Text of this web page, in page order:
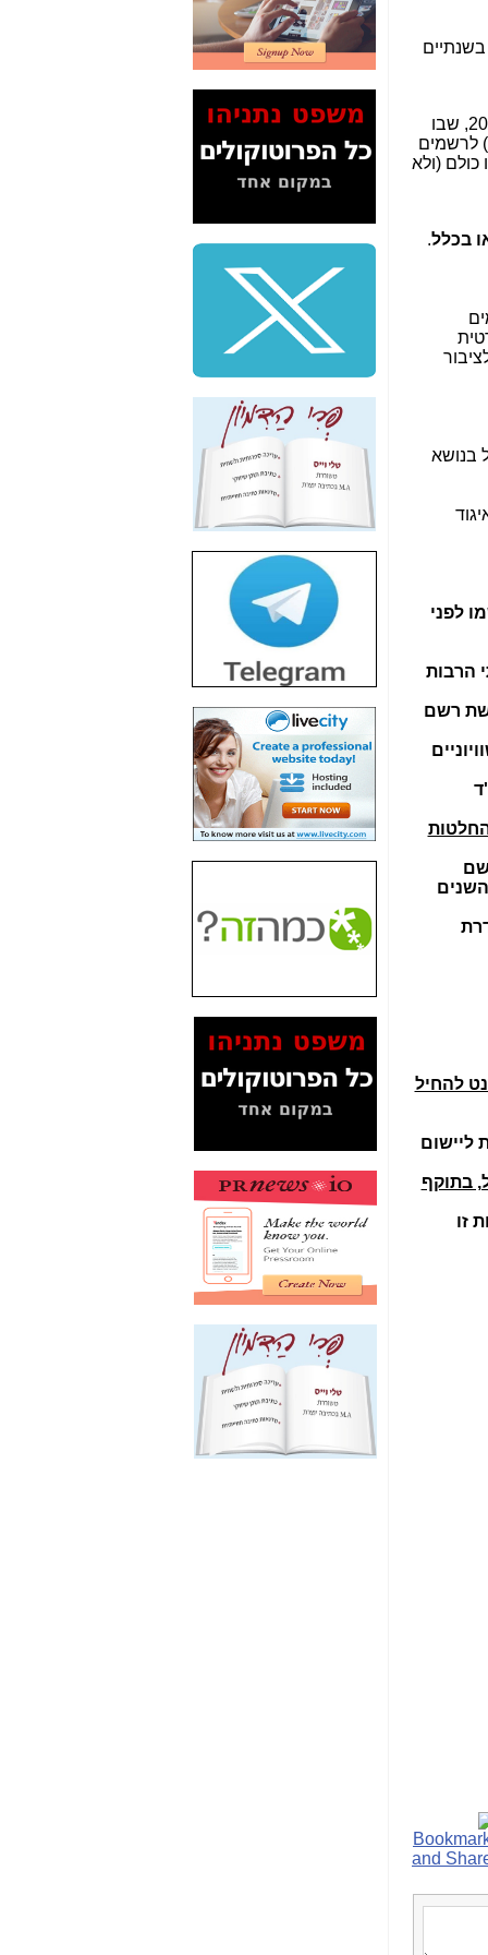
קיום מבצע מאוד מתוקשר, שהעסיק רבות את האיגוד, של "שחרור דומיינים לציבור", שנערך אף הוא ב-2015, שבו
לרשמים
כמו כולם (ולא
בכלל.
בנושא
שנרשמו לפני
פניותי הרבות
רשם
העמותות ימנע להעניק לאיגוד אישור ''ניהול תקין'' לשנת 2018 לאור הפעילות הכושלת של האיגוד ב-11 השנים
להחיל
ליישום
בתוקף
זו
2" על תעלולי השר
משה כחלון -כאן
המשך חשיפת הבלוף
ששמו "מהפיכת
הסלולר" ואיך מסרסים
כאן
סיכום ביקור בסיליקון
משקיעות ומפתחות
באותם תחומים -כאן
שלמה פילבר (עד
לאחרונה מנכ"ל משרד
התקשורת) - עד
מדינה? הצחקתם
"יש אפליה בחקירה"?
חשיפה: למה השר
משה כחלון לא נחקר
עד היום? -
כאן
חשיפת חשד לשחיתות
הדומה לזו של "תיק
הסלולר -כאן
חשיפת מה שלא
רוצים שתדעו בעניין
פריסת אנלימיטד
(בניחוח בלתי נסבל) -
כאן
חשיפה: איוב קרא
אישר לקבוצת סלקום
בדיוק מה שביבי אישר
כאן
האם השר איוב קרא
היה צריך בכלל לחתום
על האישור, שנתן
האם ביבי וקרא קבלו
בכלל תמורה עבור
ההטבות הרגולטוריות
המסמכים בנושא בזק-
Yes (תיק 4000)
מוכיחים "תפירת תיק"
לאיש הלא נכון! -כאן
עובדות ומסמכים
האם ביבי כשר
תקשורת עזר לקב'
בזק? -כאן
מה מקור ה-Fake
News שהביא לתפירת
תיק לביבי והעלמת
החשודים הנכונים -כאן
אחת הרגליים של "תיק
4000 התפור"
התמוטטה היום
בניצחון (כפול) של בזק
-
כאן
איך כתבות מפנקות